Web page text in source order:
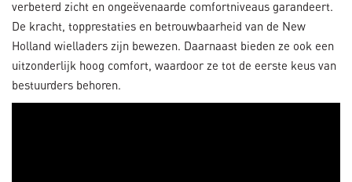
verbeterd zicht en ongeëvenaarde comfortniveaus garandeert.
De kracht, topprestaties en betrouwbaarheid van de New
Holland wielladers zijn bewezen. Daarnaast bieden ze ook een
uitzonderlijk hoog comfort, waardoor ze tot de eerste keus van
bestuurders behoren.